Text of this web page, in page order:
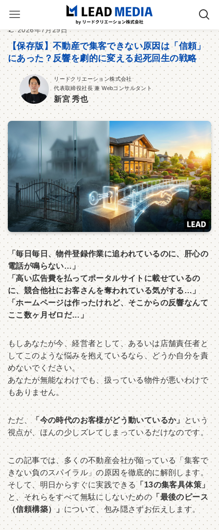
2026年7月29日
【保存版】不動産で集客できない原因は「信頼」
にあった？反響を劇的に変える起死回生の戦略
リードクリエーション株式会社
代表取締役社長 兼 Webコンサルタント
新宮 秀也
「毎日毎日、物件登録作業に追われているのに、肝心の
電話が鳴らない…」
「高い広告費を払ってポータルサイトに載せているの
に、競合他社にお客さんを奪われている気がする…」
「ホームページは作ったけれど、そこからの反響なんて
ここ数ヶ月ゼロだ…」
もしあなたが今、経営者として、あるいは店舗責任者と
してこのような悩みを抱えているなら、どうか自分を責
めないでください。
あなたが無能なわけでも、扱っている物件が悪いわけで
もありません。
ただ、 「今の時代のお客様がどう動いているか」という
視点が、ほんの少しズレてしまっているだけなのです。
この記事では、多くの不動産会社が陥っている「集客で
きない負のスパイラル」の原因を徹底的に解剖します。
そして、明日からすぐに実践できる「13の集客具体策」
と、それらをすべて無駄にしないための「最後のピース
（信頼構築）」について、包み隠さずお伝えします。